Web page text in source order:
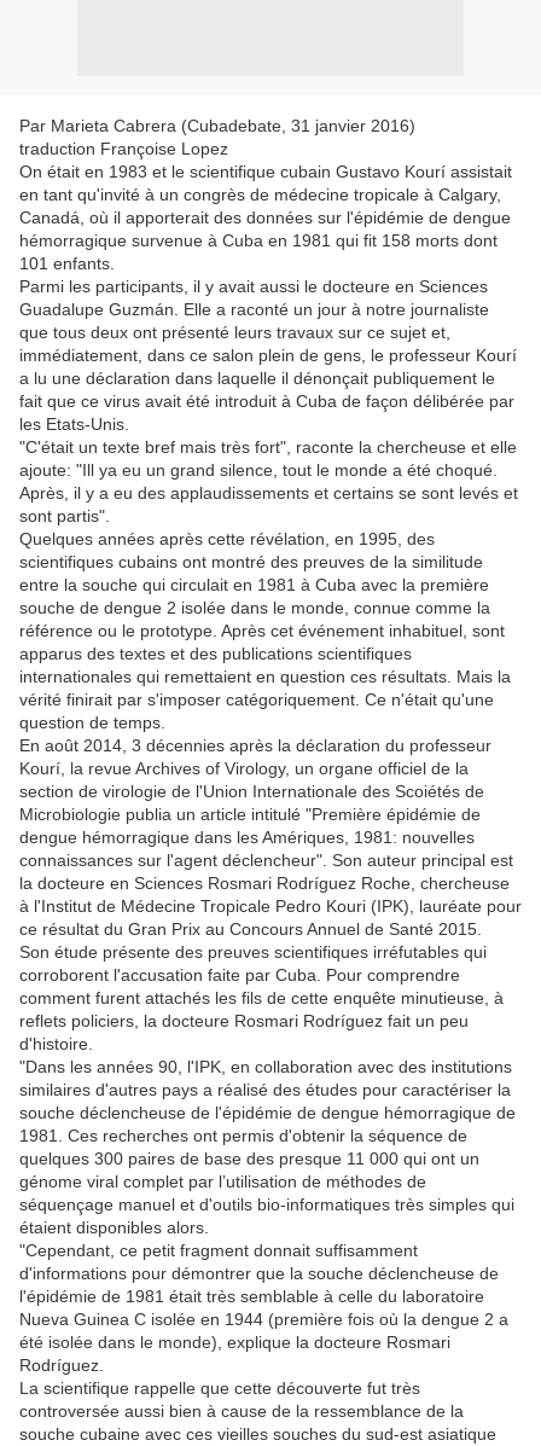
Par Marieta Cabrera (Cubadebate, 31 janvier 2016)
traduction Françoise Lopez
On était en 1983 et le scientifique cubain Gustavo Kourí assistait
en tant qu'invité à un congrès de médecine tropicale à Calgary,
Canadá, où il apporterait des données sur l'épidémie de dengue
hémorragique survenue à Cuba en 1981 qui fit 158 morts dont
101 enfants.
Parmi les participants, il y avait aussi le docteure en Sciences
Guadalupe Guzmán. Elle a raconté un jour à notre journaliste
que tous deux ont présenté leurs travaux sur ce sujet et,
immédiatement, dans ce salon plein de gens, le professeur Kourí
a lu une déclaration dans laquelle il dénonçait publiquement le
fait que ce virus avait été introduit à Cuba de façon délibérée par
les Etats-Unis.
"C'était un texte bref mais très fort", raconte la chercheuse et elle
ajoute: "Ill ya eu un grand silence, tout le monde a été choqué.
Après, il y a eu des applaudissements et certains se sont levés et
sont partis".
Quelques années après cette révélation, en 1995, des
scientifiques cubains ont montré des preuves de la similitude
entre la souche qui circulait en 1981 à Cuba avec la première
souche de dengue 2 isolée dans le monde, connue comme la
référence ou le prototype. Après cet événement inhabituel, sont
apparus des textes et des publications scientifiques
internationales qui remettaient en question ces résultats. Mais la
vérité finirait par s'imposer catégoriquement. Ce n'était qu'une
question de temps.
En août 2014, 3 décennies après la déclaration du professeur
Kourí, la revue Archives of Virology, un organe officiel de la
section de virologie de l'Union Internationale des Scoiétés de
Microbiologie publia un article intitulé "Première épidémie de
dengue hémorragique dans les Amériques, 1981: nouvelles
connaissances sur l'agent déclencheur". Son auteur principal est
la docteure en Sciences Rosmari Rodríguez Roche, chercheuse
à l'Institut de Médecine Tropicale Pedro Kouri (IPK), lauréate pour
ce résultat du Gran Prix au Concours Annuel de Santé 2015.
Son étude présente des preuves scientifiques irréfutables qui
corroborent l'accusation faite par Cuba. Pour comprendre
comment furent attachés les fils de cette enquête minutieuse, à
reflets policiers, la docteure Rosmari Rodríguez fait un peu
d'histoire.
"Dans les années 90, l'IPK, en collaboration avec des institutions
similaires d'autres pays a réalisé des études pour caractériser la
souche déclencheuse de l'épidémie de dengue hémorragique de
1981. Ces recherches ont permis d'obtenir la séquence de
quelques 300 paires de base des presque 11 000 qui ont un
génome viral complet par l’utilisation de méthodes de
séquençage manuel et d'outils bio-informatiques très simples qui
étaient disponibles alors.
"Cependant, ce petit fragment donnait suffisamment
d'informations pour démontrer que la souche déclencheuse de
l'épidémie de 1981 était très semblable à celle du laboratoire
Nueva Guinea C isolée en 1944 (première fois où la dengue 2 a
été isolée dans le monde), explique la docteure Rosmari
Rodríguez.
La scientifique rappelle que cette découverte fut très
controversée aussi bien à cause de la ressemblance de la
souche cubaine avec ces vieilles souches du sud-est asiatique